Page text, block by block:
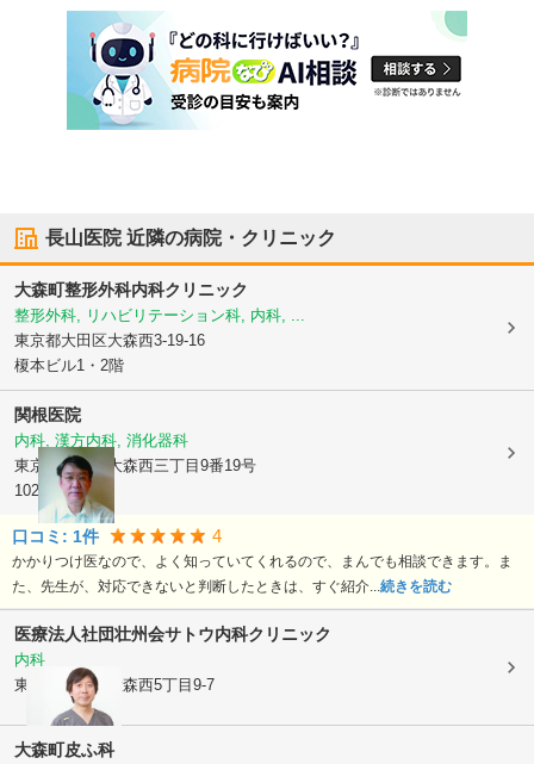
長山医院近隣の病院・クリニック
大森町整形外科内科クリニック
整形外科, リハビリテーション科, 内科, ...
東京都大田区大森西3-19-16
榎本ビル1・2階
関根医院
内科, 漢方内科, 消化器科
東京都大田区 大森西三丁目9番19号
102
口コミ: 1件 4
かかりつけ医なので、よく知っていてくれるので、まんでも相談できます。ま
た、先生が、対応できないと判断したときは、すぐ紹介...続きを読む
医療法人社団壮州会サトウ内科クリニック
内科
東京都大田区
大森西5丁目9-7
大森町皮ふ科